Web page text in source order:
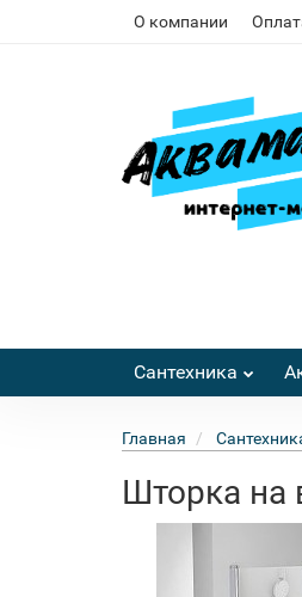
О компании
Сантехника
Главная
Шторка на